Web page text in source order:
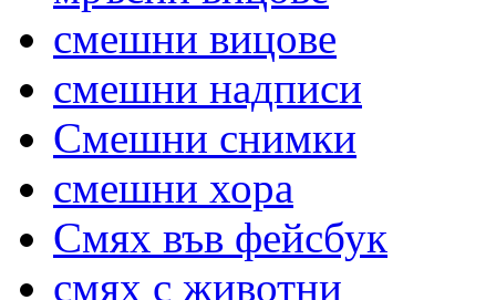
смешни вицове
смешни надписи
Смешни снимки
смешни хора
Смях във фейсбук
смях с животни